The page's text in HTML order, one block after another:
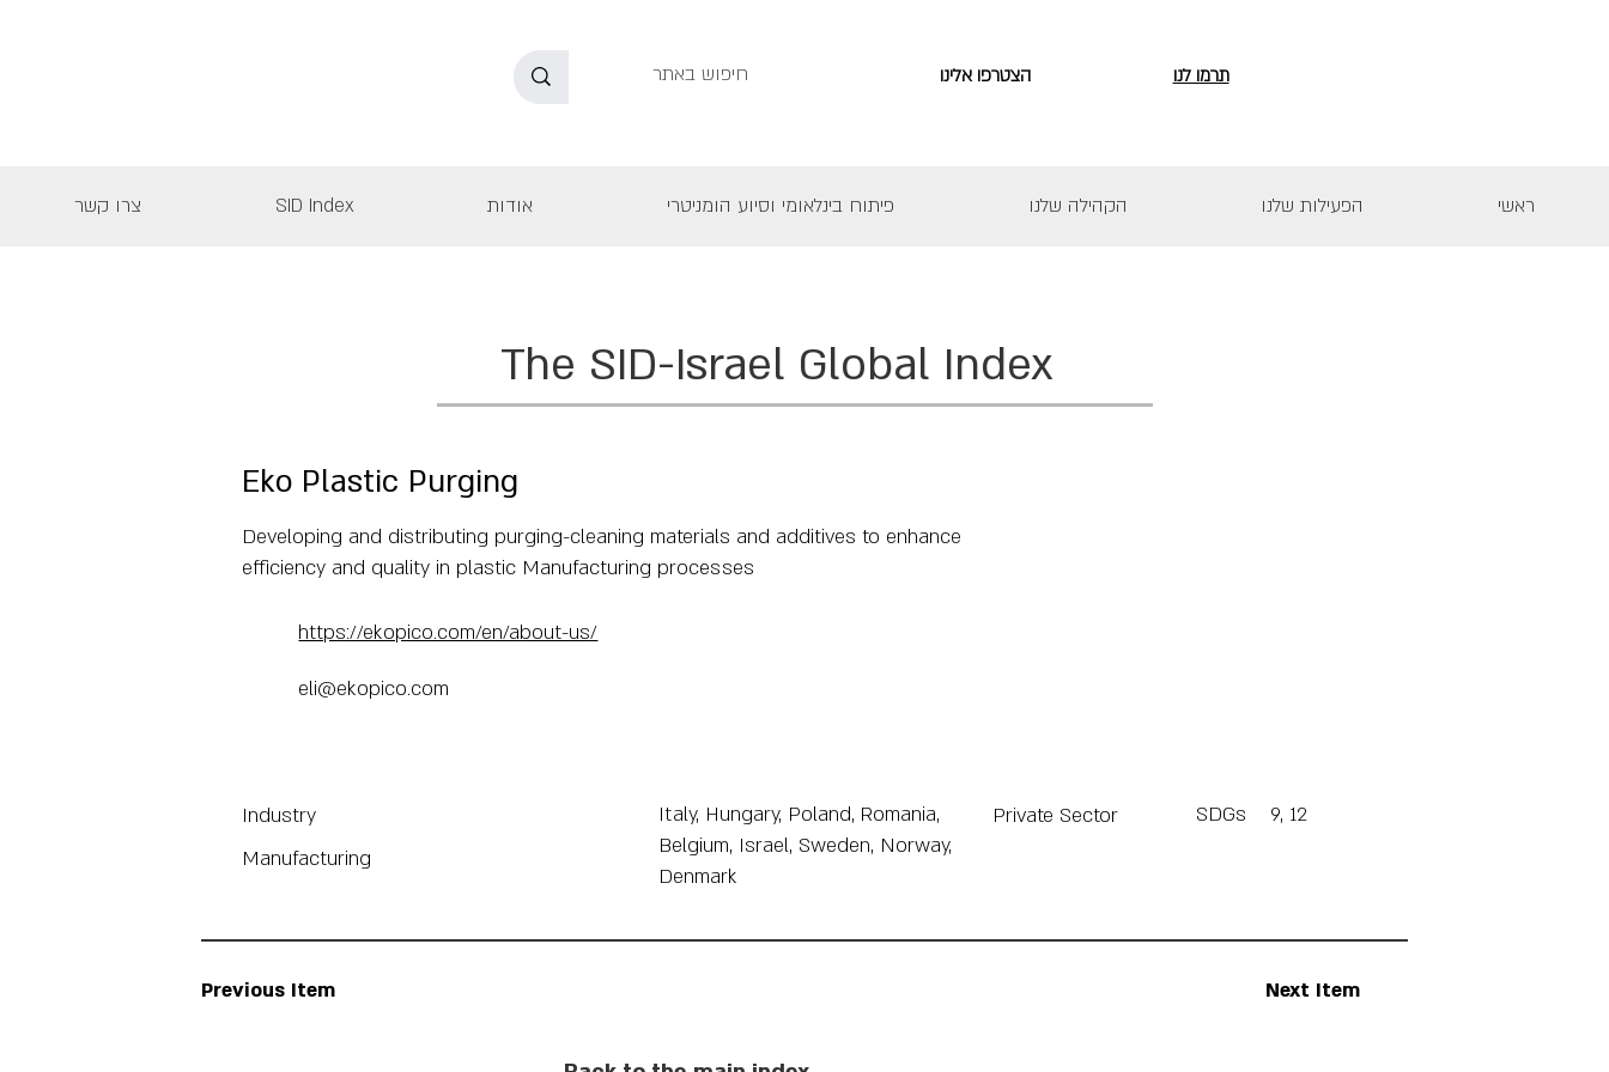
ראשי הפעילות שלנו הקהילה שלנו פיתוח בינלאומי וסיוע הומניטרי אודות SID Index צרו קשר
הצטרפו אלינו תרמו לנו
The SID-Israel Global Index
Eko Plastic Purging
Developing and distributing purging-cleaning materials and additives to enhance
efficiency and quality in plastic Manufacturing processes
https://ekopico.com/en/about-us/
eli@ekopico.com
Next Item
Previous Item
Industry
Manufacturing
Italy, Hungary, Poland, Romania,
Belgium, Israel, Sweden, Norway,
Denmark
Private Sector SDGs 9, 12